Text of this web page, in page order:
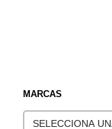
MARCAS